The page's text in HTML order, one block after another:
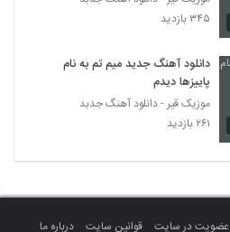
۳۴۵ بازدید
دانلود آهنگ جدید میم تم به نام
پاییزها دیدم
موزیک قیر - دانلود آهنگ جدبد
۲۶۱ بازدید
عضویت در سایت قوانین سایت درباره ما